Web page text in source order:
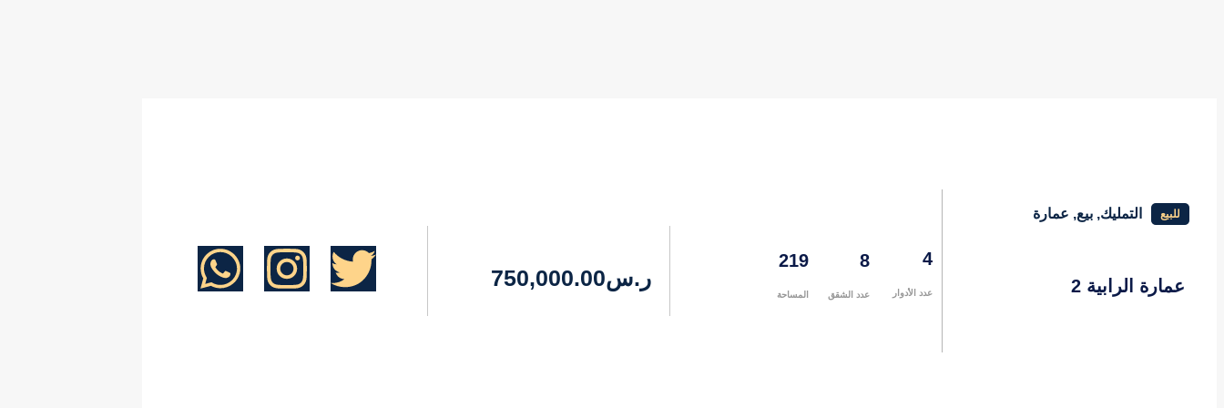
للبيع التمليك, بيع, عمارة
عمارة الرابية 2
4
عدد الأدوار
8
عدد الشقق
219
المساحة
ر.س750,000.00